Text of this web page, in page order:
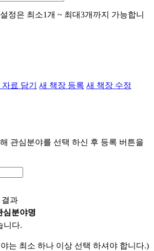
정은 최소1개 ~ 최대3개까지 가능합니
료 담기 새 책장 등록 새 책장 수정
관심분야를 선택 하신 후 등록 버튼을
과
심분야명
니다.
는 최소 하나 이상 선택 하셔야 합니다.)